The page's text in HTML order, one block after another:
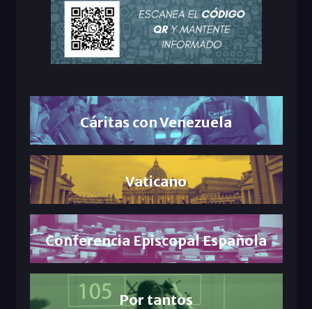
Cáritas con Venezuela
Vaticano
Conferencia Episcopal Española
Por tantos